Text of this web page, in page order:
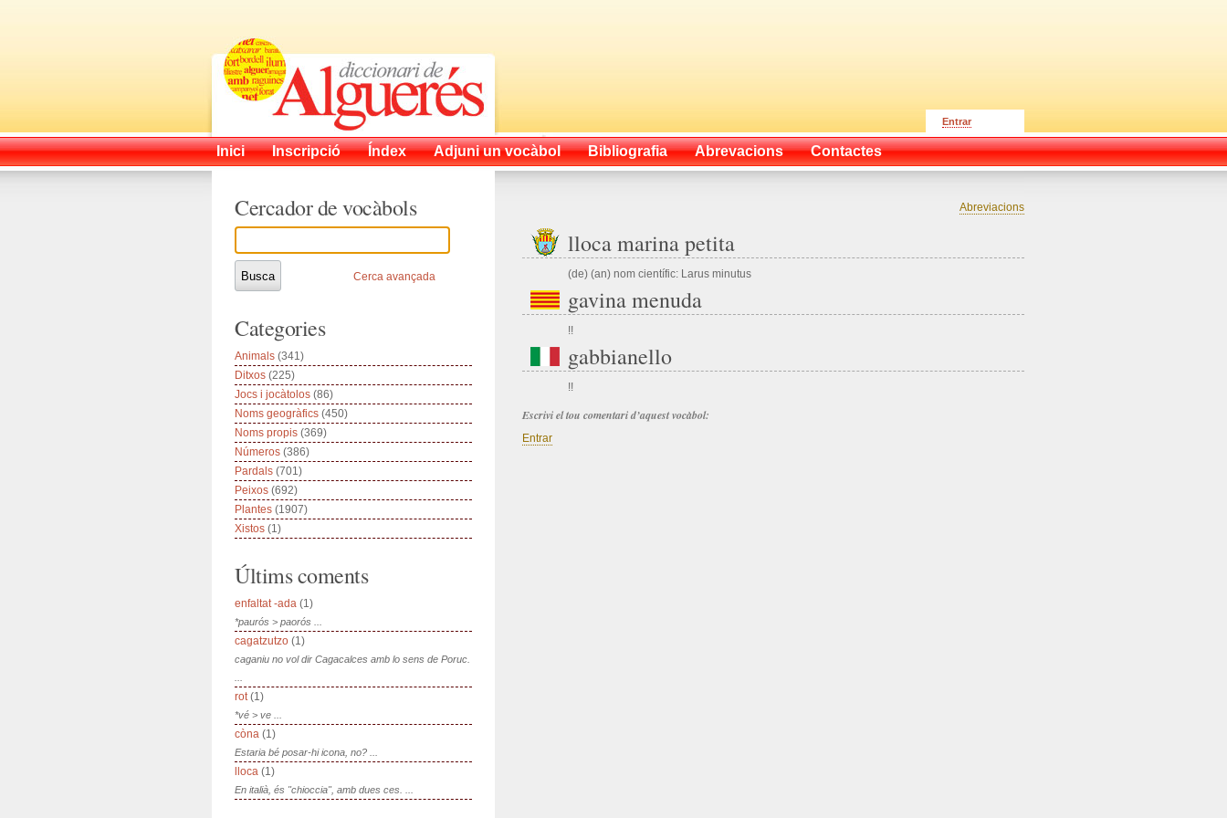
Entrar
Inici Inscripció Índex Adjuni un vocàbol Bibliografia Abrevacions Contactes
Abreviacions
lloca marina petita
(de) (an) nom científic: Larus minutus
gavina menuda
!!
gabbianello
!!
Escrivi el tou comentari d’aquest vocàbol:
Entrar
Cercador de vocàbols
Cerca avançada
Categories
Animals (341)
Ditxos (225)
Jocs i jocàtolos (86)
Noms geogràfics (450)
Noms propis (369)
Números (386)
Pardals (701)
Peixos (692)
Plantes (1907)
Xistos (1)
Últims coments
enfaltat -ada (1)
*paurós > paorós ...
cagatzutzo (1)
caganiu no vol dir Cagacalces amb lo sens de Poruc.
rot(1)
*vé > ve ...
còna (1)
Estaria bé posar-hi icona, no? ...
lloca (1)
En italià, és "chioccia", amb dues ces. ...